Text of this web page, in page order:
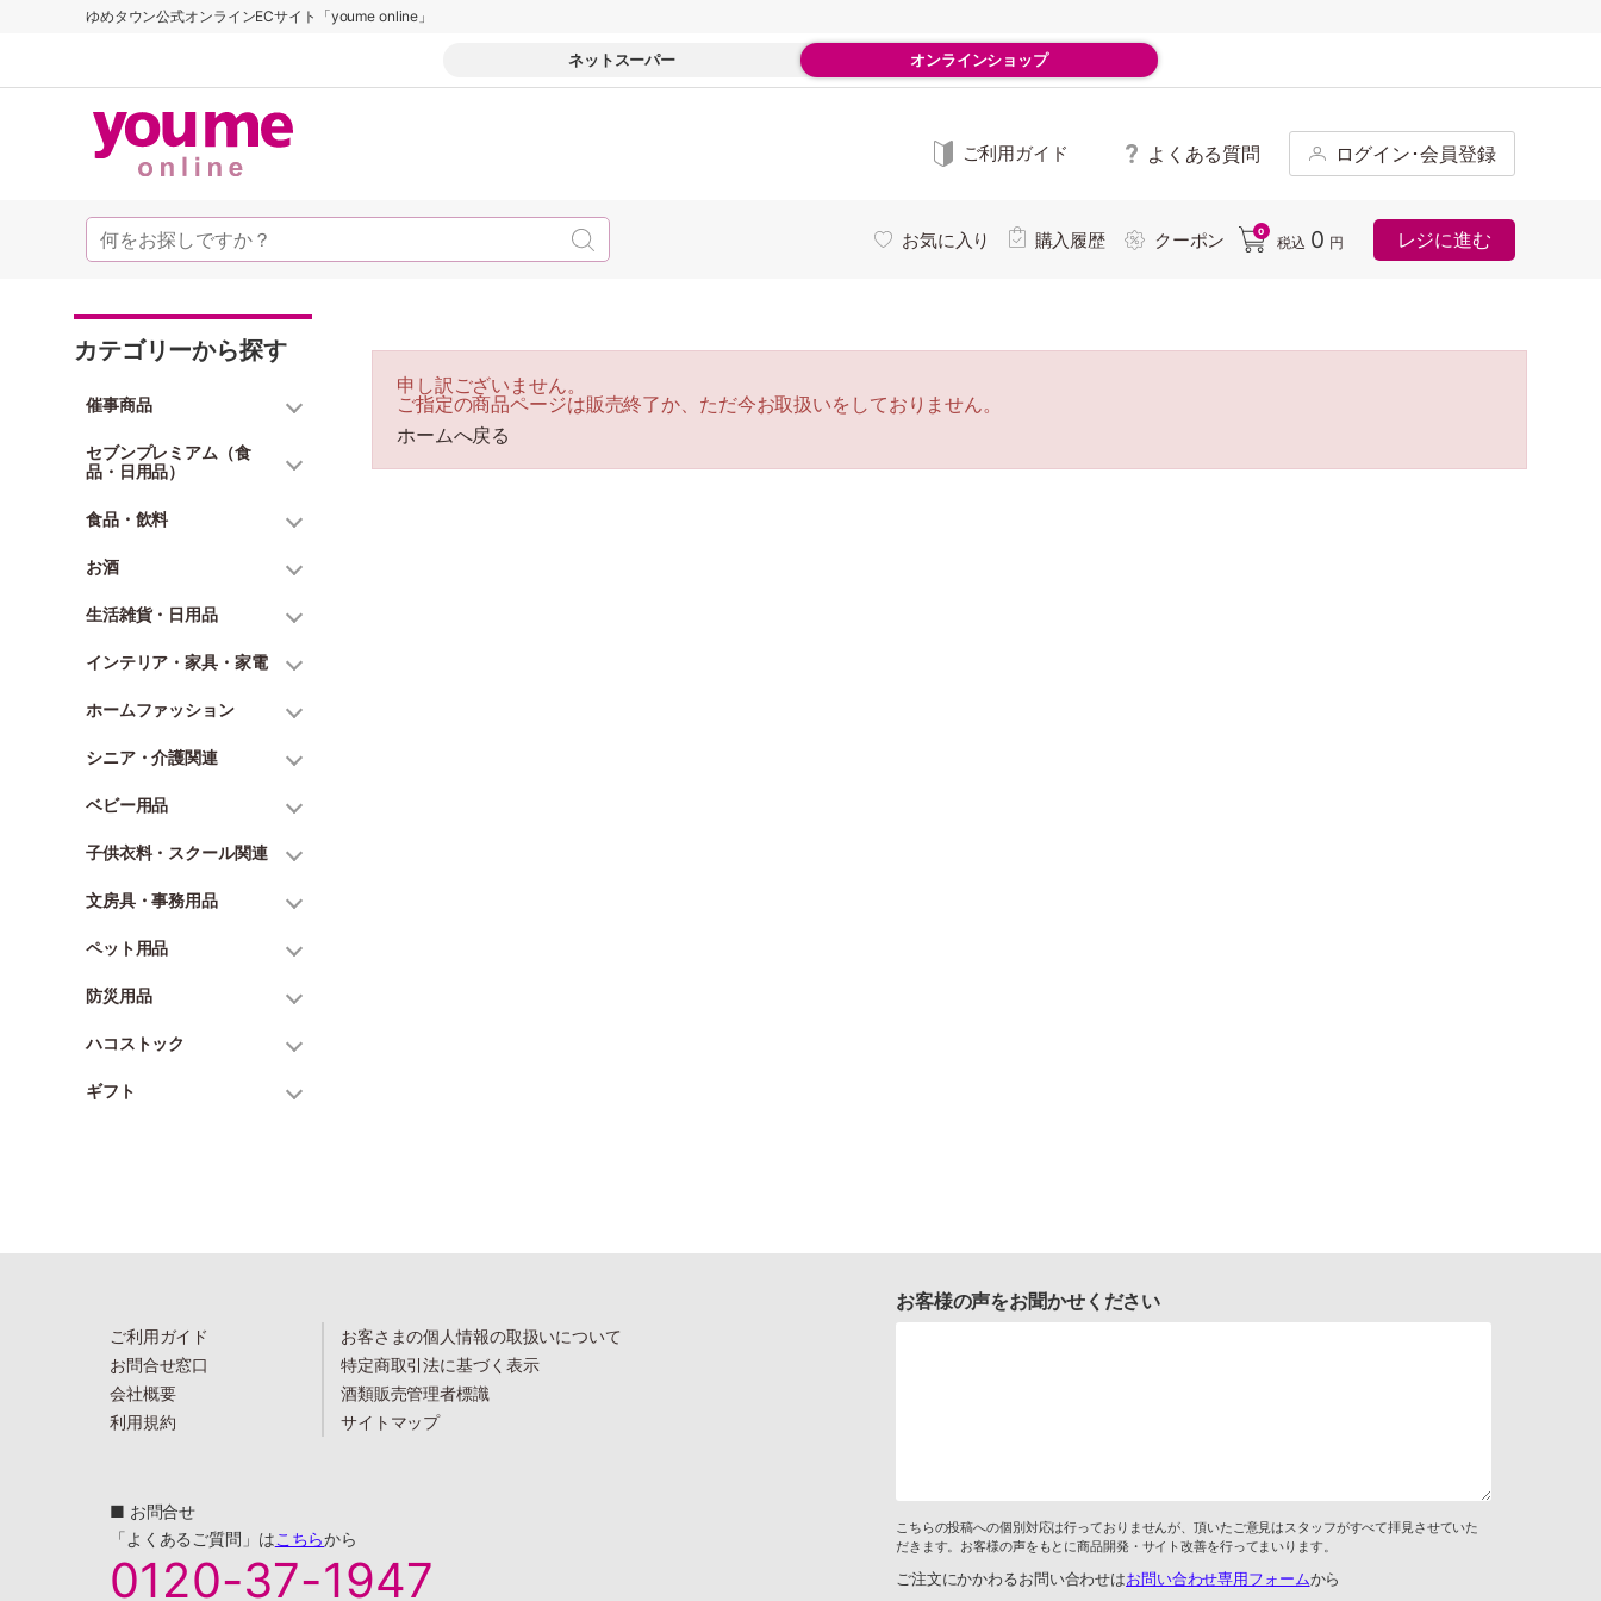
ゆめタウン公式オンラインECサイト「youme online」
ネットスーパー オンラインショップ
ご利用ガイド よくある質問 ログイン･会員登録
お気に入り 購入履歴 クーポン 0
税込 0 円 レジに進む
カテゴリーから探す
催事商品
セブンプレミアム（食
品・日用品）
食品・飲料
お酒
生活雑貨・日用品
インテリア・家具・家電
ホームファッション
シニア・介護関連
ベビー用品
子供衣料・スクール関連
文房具・事務用品
ペット用品
防災用品
ハコストック
ギフト
申し訳ございません。
ご指定の商品ページは販売終了か、ただ今お取扱いをしておりません。
ホームへ戻る
ご利用ガイド
お問合せ窓口
会社概要
利用規約
お客さまの個人情報の取扱いについて
特定商取引法に基づく表示
酒類販売管理者標識
サイトマップ
■ お問合せ
「よくあるご質問」はこちらから
0120-37-1947
お客様の声をお聞かせください
こちらの投稿への個別対応は行っておりませんが、頂いたご意見はスタッフがすべて拝見させていた
だきます。お客様の声をもとに商品開発・サイト改善を行ってまいります。
ご注文にかかわるお問い合わせはお問い合わせ専用フォームから